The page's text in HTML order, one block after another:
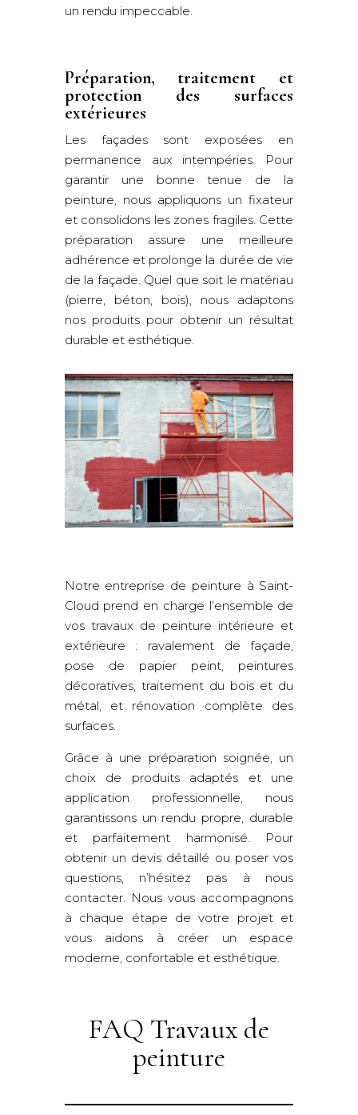
un rendu impeccable.
Préparation, traitement et
protection des surfaces
extérieures
Les façades sont exposées en
permanence aux intempéries. Pour
garantir une bonne tenue de la
peinture, nous appliquons un fixateur
et consolidons les zones fragiles. Cette
préparation assure une meilleure
adhérence et prolonge la durée de vie
de la façade. Quel que soit le matériau
(pierre, béton, bois), nous adaptons
nos produits pour obtenir un résultat
durable et esthétique.
Notre entreprise de peinture à Saint-
Cloud prend en charge l’ensemble de
vos travaux de peinture intérieure et
extérieure : ravalement de façade,
pose de papier peint, peintures
décoratives, traitement du bois et du
métal, et rénovation complète des
surfaces.
Grâce à une préparation soignée, un
choix de produits adaptés et une
application professionnelle, nous
garantissons un rendu propre, durable
et parfaitement harmonisé. Pour
obtenir un devis détaillé ou poser vos
questions, n’hésitez pas à nous
contacter. Nous vous accompagnons
à chaque étape de votre projet et
vous aidons à créer un espace
moderne, confortable et esthétique.
FAQ Travaux de
peinture